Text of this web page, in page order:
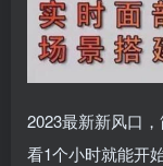
2023最新新风口
看1个小时就能开